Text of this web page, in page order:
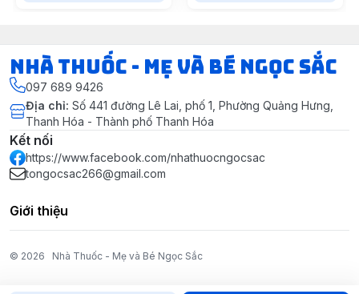
Nhà Thuốc - Mẹ và Bé Ngọc Sắc
097 689 9426
Địa chỉ: Số 441 đường Lê Lai, phố 1, Phường Quảng Hưng,
Thanh Hóa - Thành phố Thanh Hóa
Kết nối
https://www.facebook.com/nhathuocngocsac
tongocsac266@gmail.com
Giới thiệu
© 2026 Nhà Thuốc - Mẹ và Bé Ngọc Sắc